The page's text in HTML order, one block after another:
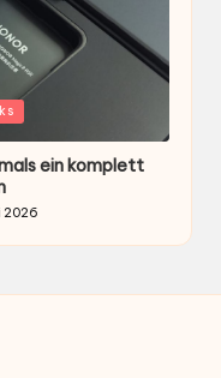
ein komplett
2026